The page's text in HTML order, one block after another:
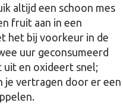
altijd een schoon mes
fruit aan in een
het bij voorkeur in de
uur geconsumeerd
en oxideert snel;
je vertragen door er een